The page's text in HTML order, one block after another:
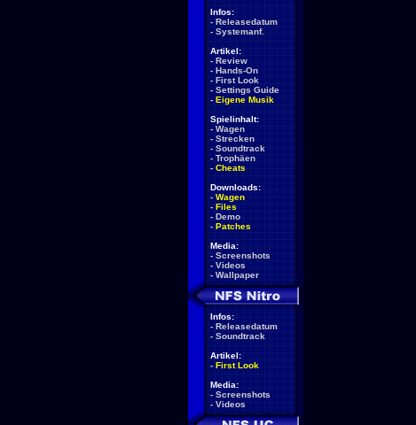
Infos:
- Releasedatum
- Systemanf.
Artikel:
- Review
- Hands-On
- First Look
- Settings Guide
- Eigene Musik
Spielinhalt:
- Wagen
- Strecken
- Soundtrack
- Trophäen
- Cheats
Downloads:
- Wagen
- Files
- Demo
- Patches
Media:
- Screenshots
- Videos
- Wallpaper
Infos:
- Releasedatum
- Soundtrack
Artikel:
- First Look
Media:
- Screenshots
- Videos